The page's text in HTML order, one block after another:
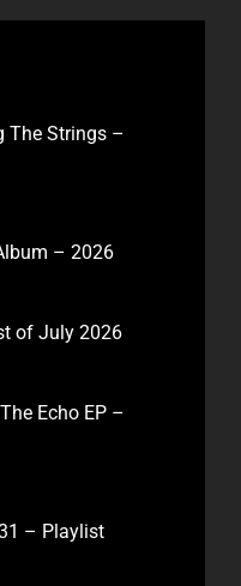
The Strings –
– 2026
of July 2026
Echo EP –
– Playlist